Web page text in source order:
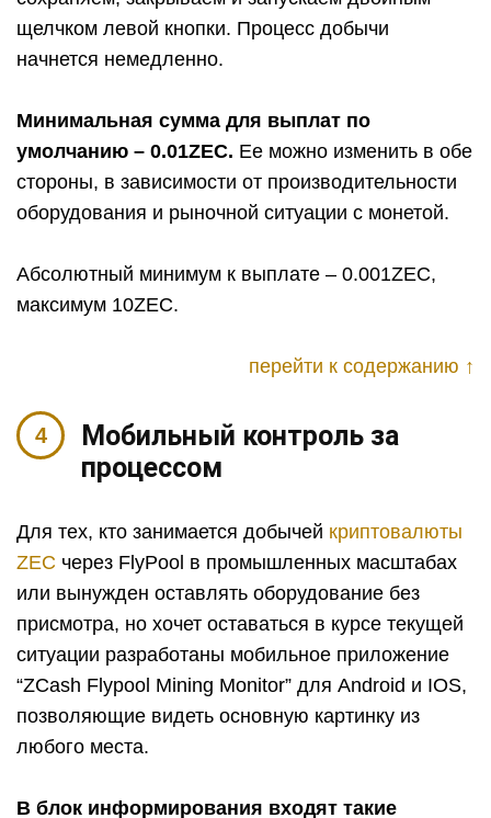
щелчком левой кнопки. Процесс добычи
начнется немедленно.
Минимальная сумма для выплат по
умолчанию – 0.01ZEC. Ее можно изменить в обе
стороны, в зависимости от производительности
оборудования и рыночной ситуации с монетой.
Абсолютный минимум к выплате – 0.001ZEC,
максимум 10ZEC.
перейти к содержанию ↑
Мобильный контроль за
процессом
Для тех, кто занимается добычей криптовалюты
ZEC через FlyPool в промышленных масштабах
или вынужден оставлять оборудование без
присмотра, но хочет оставаться в курсе текущей
ситуации разработаны мобильное приложение
“ZCash Flypool Mining Monitor” для Android и IOS,
позволяющие видеть основную картинку из
любого места.
В блок информирования входят такие